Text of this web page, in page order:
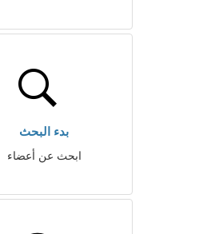
بدء البحث
ابحث عن أعضاء